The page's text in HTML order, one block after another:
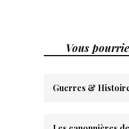
Vous
Guerres &